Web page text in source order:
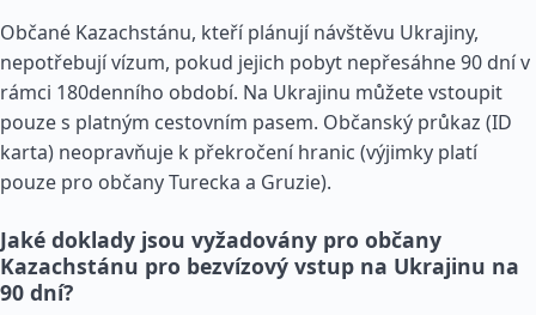
Občané Kazachstánu, kteří plánují návštěvu Ukrajiny,
nepotřebují vízum, pokud jejich pobyt nepřesáhne 90 dní v
rámci 180denního období. Na Ukrajinu můžete vstoupit
pouze s platným cestovním pasem. Občanský průkaz (ID
karta) neopravňuje k překročení hranic (výjimky platí
pouze pro občany Turecka a Gruzie).
Jaké doklady jsou vyžadovány pro občany
Kazachstánu pro bezvízový vstup na Ukrajinu na
90 dní?